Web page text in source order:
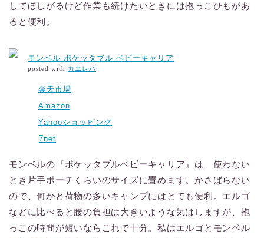
してほしがるけど作業も続けたいときには抱っこひもがあ
ると便利。
モンベル ポケッタブル ベビーキャリア
posted with カエレバ
楽天市場
Amazon
Yahooショッピング
7net
モンベルの『ポケッタブルベビーキャリア』は、使わない
とき片手ポーチくらいのサイズに畳めます。かさばらない
ので、何かと荷物の多いキャンプにはとても便利。エルゴ
などに比べると腰の負担は大きいような気はしますが、抱
っこの時間が短いならこれで十分。私はエルゴとモンベル